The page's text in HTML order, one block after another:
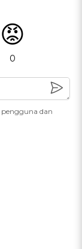
😡
0
dan